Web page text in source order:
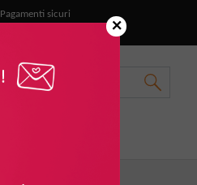
Pagamenti sicuri
×